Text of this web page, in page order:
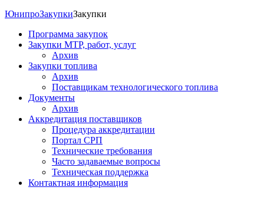
ЮнипроЗакупкиЗакупки
Программа закупок
Закупки МТР, работ, услуг
Архив
Закупки топлива
Архив
Поставщикам технологического топлива
Документы
Архив
Аккредитация поставщиков
Процедура аккредитации
Портал СРП
Технические требования
Часто задаваемые вопросы
Техническая поддержка
Контактная информация